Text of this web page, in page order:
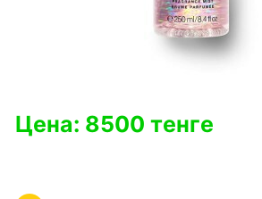
Цена: 8500 тенге